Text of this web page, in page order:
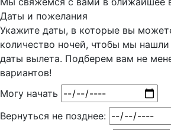
Даты и пожелания
Укажите даты, в которые вы
количество ночей, чтобы мы
даты вылета. Подберем вам не
вариантов!
Могу начать
Вернуться не позднее: